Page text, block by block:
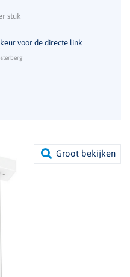
stuk
voor de directe link